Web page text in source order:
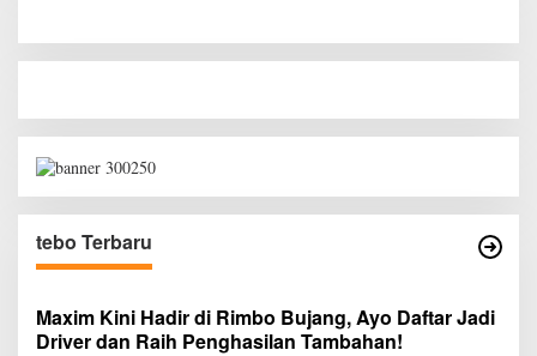
tebo Terbaru
Maxim Kini Hadir di Rimbo Bujang, Ayo Daftar Jadi
Driver dan Raih Penghasilan Tambahan!